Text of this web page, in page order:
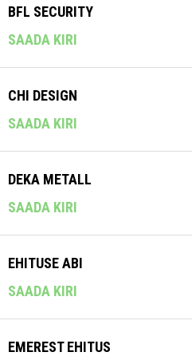
BFL SECURITY
SAADA KIRI
CHI DESIGN
SAADA KIRI
DEKA METALL
SAADA KIRI
EHITUSE ABI
SAADA KIRI
EMEREST EHITUS